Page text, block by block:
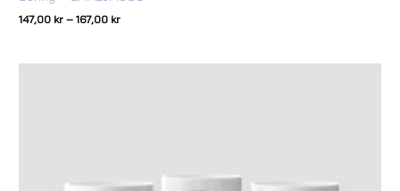
147,00 kr – 167,00 kr